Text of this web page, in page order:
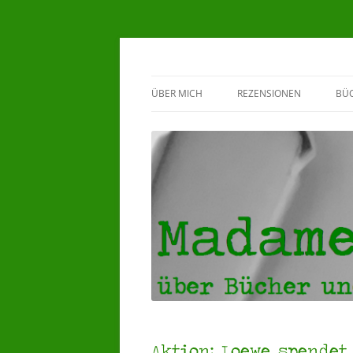
ÜBER MICH REZENSIONEN
♥HERZENSBÜCHER ♥
4 STERNE REZENSIONEN
3 STERNE REZENSIONEN